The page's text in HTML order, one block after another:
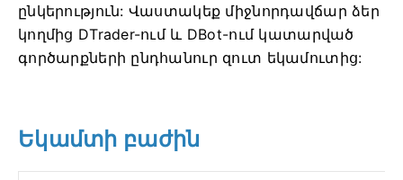
ընկերություն: Վաստակեք միջնորդավճար ձեր
կողմից DTrader-ում և DBot-ում կատարված
գործարքների ընդհանուր զուտ եկամուտից:
Եկամտի բաժին